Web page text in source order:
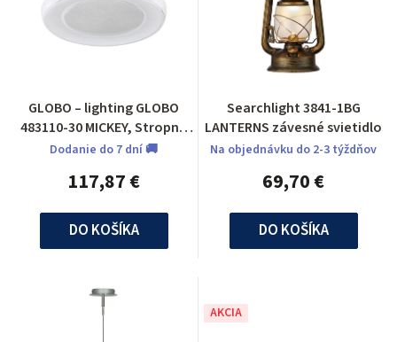
GLOBO – lighting GLOBO
483110-30 MICKEY, Stropné
svietidlo
Dodanie do 7 dní 🚚
117,87 €
DO KOŠÍKA
Searchlight 3841-1BG
LANTERNS závesné svietidlo
Na objednávku do 2-3 týždňov
69,70 €
DO KOŠÍKA
AKCIA